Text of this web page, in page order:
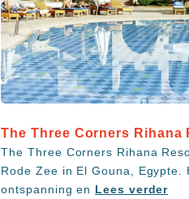
The Three Corners Rihana
The Three Corners Rihana
Rode Zee in El Gouna,
ontspanning en Lees verder